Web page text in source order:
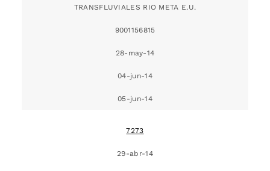
TRANSFLUVIALES RIO META E.U.
9001156815
28-may-14
04-jun-14
05-jun-14
7273
29-abr-14